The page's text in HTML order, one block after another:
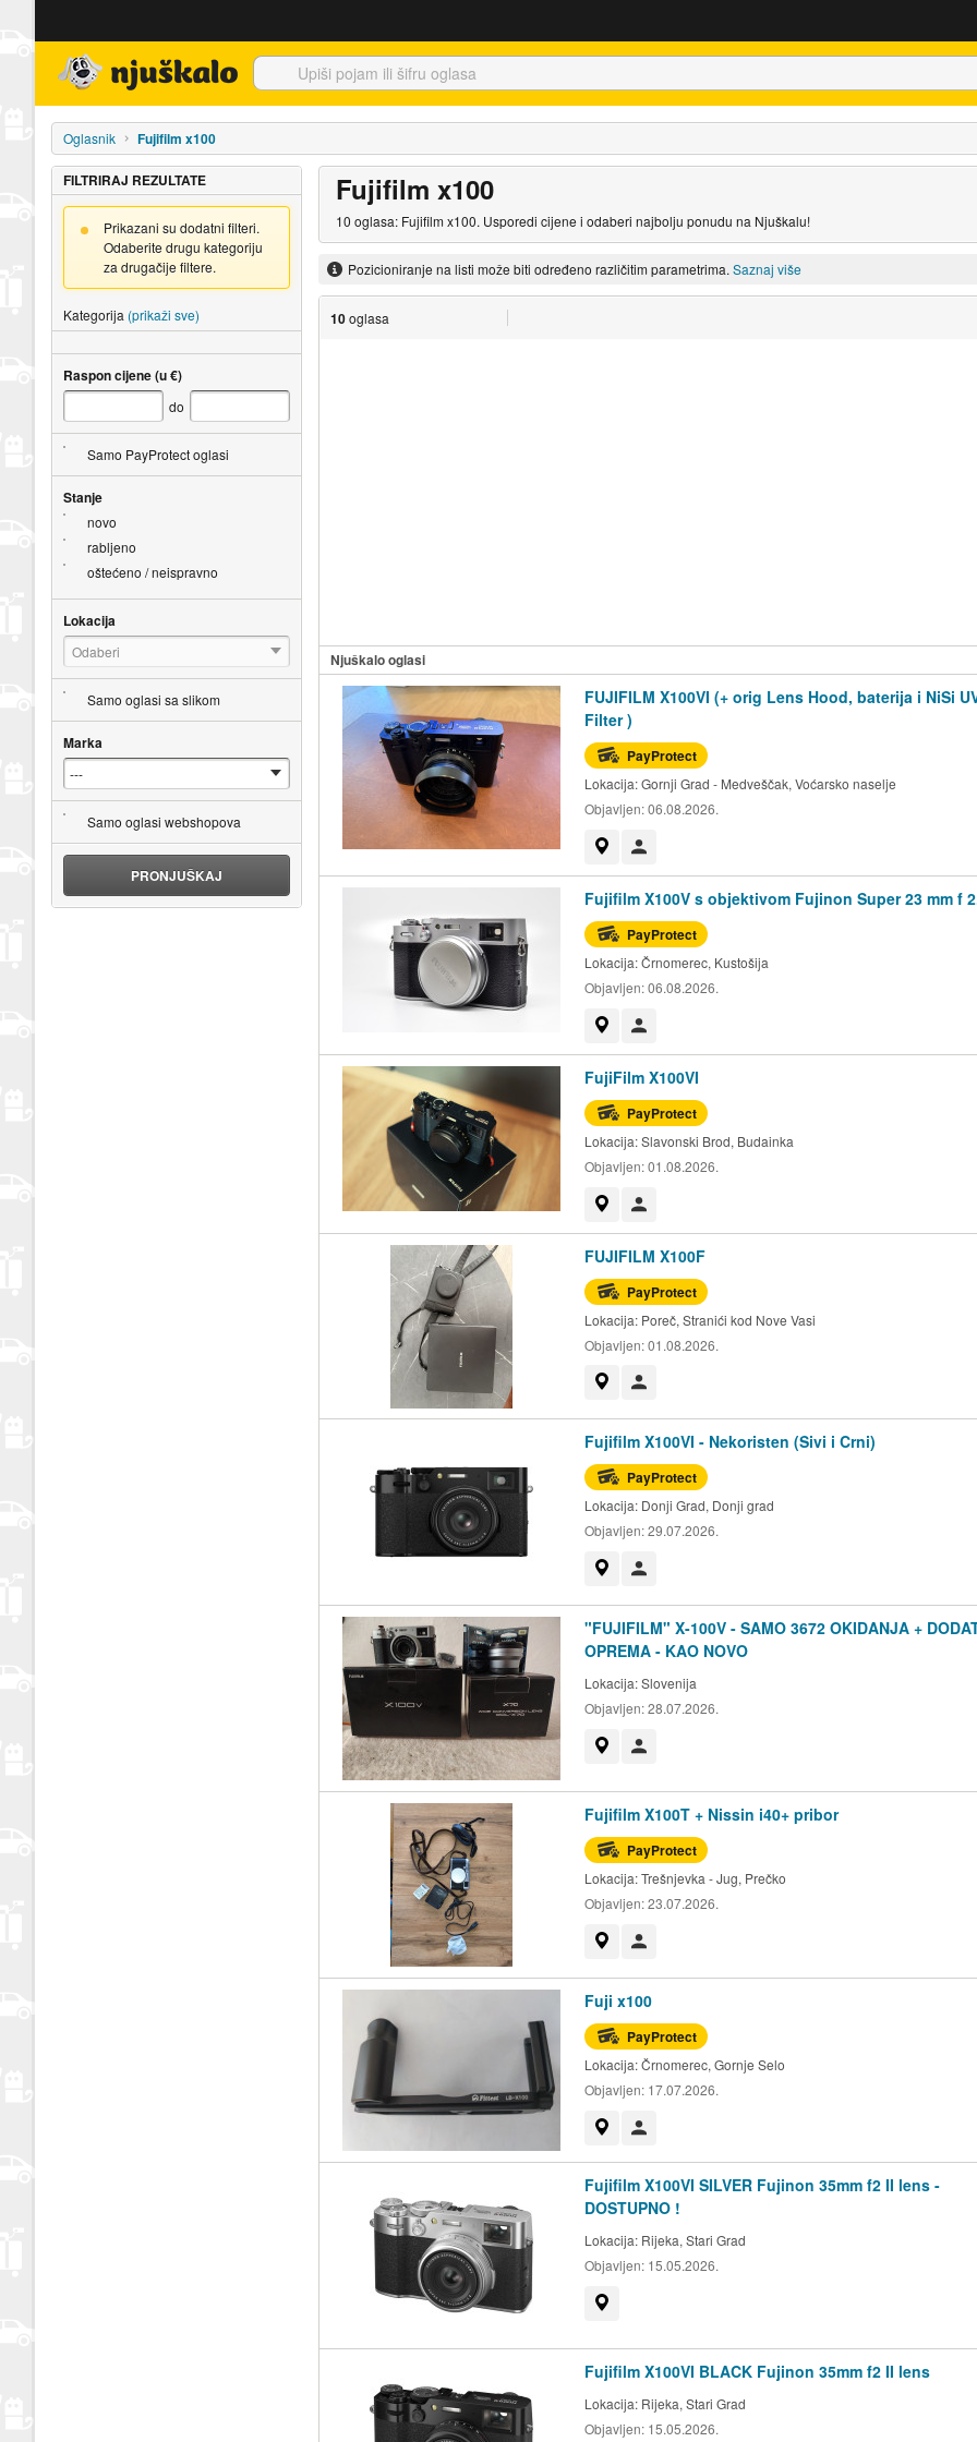
Oglasnik Fujifilm x100
Fujifilm x100
10 oglasa: Fujifilm x100. Usporedi cijene i odaberi najbolju ponudu na Njuškalu!
Pozicioniranje na listi može biti određeno različitim parametrima. Saznaj više
10oglasa
Njuškalo oglasi
FUJIFILM X100VI (+ orig Lens Hood, baterija i NiSi
Filter )
PayProtect
Lokacija:Gornji Grad - Medveščak, Voćarsko naselje
Objavljen:06.08.2026.
Fujifilm X100V s objektivom Fujinon Super 23 mm f
PayProtect
Lokacija:Črnomerec, Kustošija
Objavljen:06.08.2026.
FujiFilm X100VI
PayProtect
Lokacija:Slavonski Brod, Budainka
Objavljen:01.08.2026.
FUJIFILM X100F
PayProtect
Lokacija: Poreč, Stranići kod Nove Vasi
Objavljen:01.08.2026.
Fujifilm X100VI - Nekoristen (Sivi i Crni)
PayProtect
Lokacija: Donji Grad, Donji grad
Objavljen:29.07.2026.
"FUJIFILM" X-100V - SAMO 3672 OKIDANJA +
OPREMA - KAO NOVO
Lokacija:Slovenija
Objavljen:28.07.2026.
Fujifilm X100T + Nissin i40+ pribor
PayProtect
Lokacija:Trešnjevka - Jug, Prečko
Objavljen:23.07.2026.
Fuji x100
PayProtect
Lokacija:Črnomerec, Gornje Selo
Objavljen: 17.07.2026.
Fujifilm X100VI SILVER Fujinon 35mm f2 II lens -
DOSTUPNO !
Lokacija: Rijeka, Stari Grad
Objavljen: 15.05.2026.
Fujifilm X100VI BLACK Fujinon 35mm f2 II lens
Lokacija: Rijeka, Stari Grad
Objavljen: 15.05.2026.
FILTRIRAJ REZULTATE
Prikazani su dodatni filteri.
Odaberite drugu kategoriju
za drugačije filtere.
Kategorija (prikaži sve)
Raspon cijene (u €)
do
Samo PayProtect oglasi
Stanje
novo
rabljeno
oštećeno / neispravno
Lokacija
Odaberi
Samo oglasi sa slikom
Marka
Samo oglasi webshopova
PRONJUŠKAJ